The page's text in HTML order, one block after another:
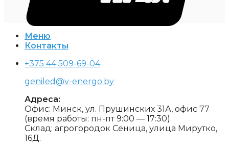
Меню
Контакты
+375 44 509-69-04
geniled@v-energo.by
Адреса:
Офис: Минск, ул. Прушинских 31А, офис 77
(время работы: пн-пт 9:00 — 17:30).
Склад: агрогородок Сеница, улица Мирутко,
16Д.